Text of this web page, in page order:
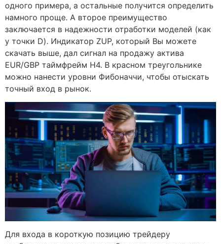
одного примера, а остальные получится определить
намного проще. А второе преимущество
заключается в надежности отработки моделей (как
у точки D). Индикатор ZUP, который Вы можете
скачать выше, дал сигнал на продажу актива
EUR/GBP таймфрейм Н4. В красном треугольнике
можно нанести уровни Фибоначчи, чтобы отыскать
точный вход в рынок.
Для входа в короткую позицию трейдеру